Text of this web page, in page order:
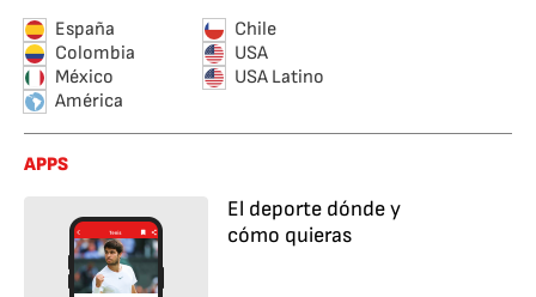
España
Chile
Colombia
USA
México
USA Latino
América
APPS
El deporte dónde y
cómo quieras